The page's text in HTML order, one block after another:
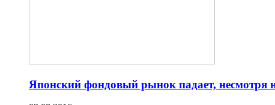
Японский фондовый рынок падает, несмотря